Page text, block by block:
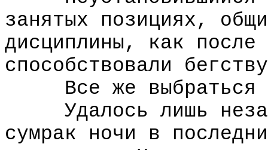
занятых позициях,
дисциплины, как после
способствовали
Все же выбраться
Удалось лишь
сумрак ночи в